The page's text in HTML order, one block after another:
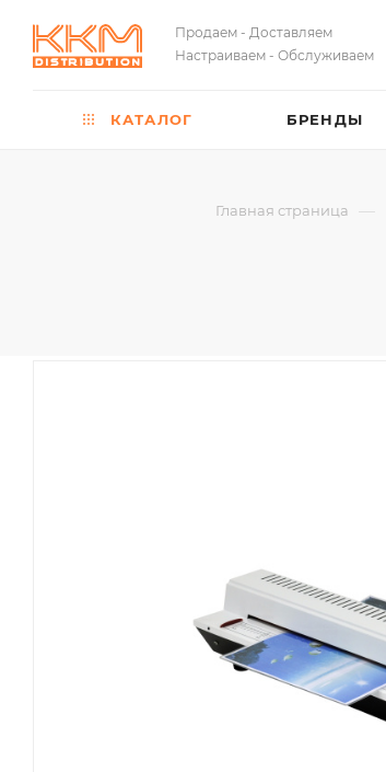
Продаем - Доставляем
Настраиваем - Обслуживаем
КАТАЛОГ БРЕНДЫ
Главная страница —